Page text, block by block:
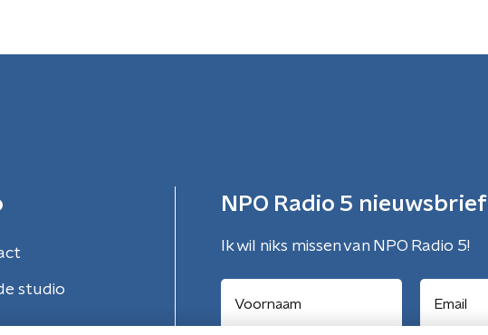
studio
NPO Radio 5 nieuwsbrief
Ik wil niks missen van NPO Radio 5!